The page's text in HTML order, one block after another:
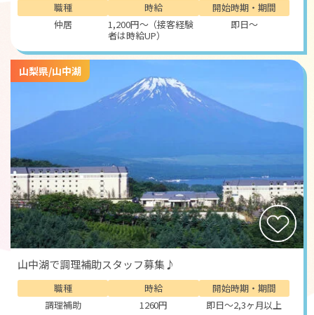
職種
仲居
時給
1,200円～（接客経験
者は時給UP）
開始時期・期間
即日～
山梨県/山中湖
山中湖で調理補助スタッフ募集♪
職種
調理補助
時給
1260円
開始時期・期間
即日～2,3ヶ月以上